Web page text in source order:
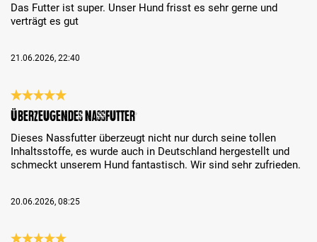
Das Futter ist super. Unser Hund frisst es sehr gerne und
verträgt es gut
21.06.2026, 22:40
Recenze s hodnocením 5 z 5 hvězd
Überzeugendes Nassfutter
Dieses Nassfutter überzeugt nicht nur durch seine tollen
Inhaltsstoffe, es wurde auch in Deutschland hergestellt und
schmeckt unserem Hund fantastisch. Wir sind sehr zufrieden.
20.06.2026, 08:25